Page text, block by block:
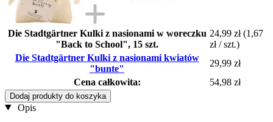
Die Stadtgärtner Kulki z nasionami w woreczku
"Back to School", 15 szt.
24,99 zł (1,67
zł / szt.)
Die Stadtgärtner Kulki z nasionami kwiatów
"bunte"
29,99 zł
Cena całkowita:
54,98 zł
Dodaj produkty do koszyka
Opis